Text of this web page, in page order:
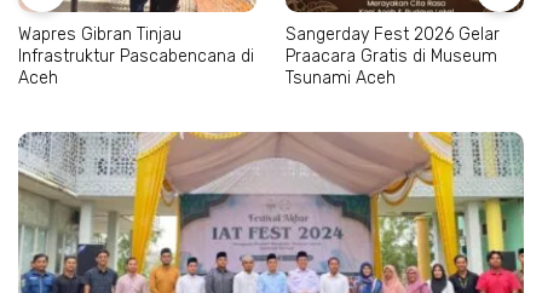
Wapres Gibran Tinjau
Infrastruktur Pascabencana di
Aceh
Sangerday Fest 2026 Gelar
Praacara Gratis di Museum
Tsunami Aceh